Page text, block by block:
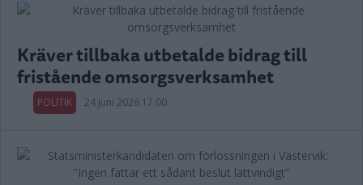
Kräver tillbaka utbetalde bidrag till
fristående omsorgsverksamhet
POLITIK 24 juni 2026 17.00